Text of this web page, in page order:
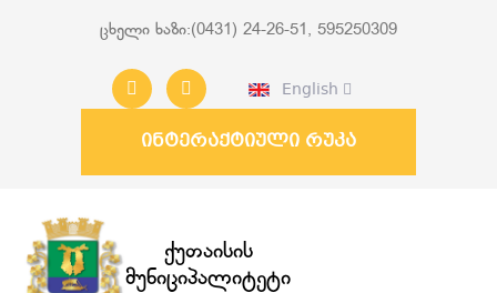
ცხელი ხაზი:(0431) 24-26-51, 595250309
English
ინტერაქტიული რუკა
ქუთაისის
მუნიციპალიტეტი